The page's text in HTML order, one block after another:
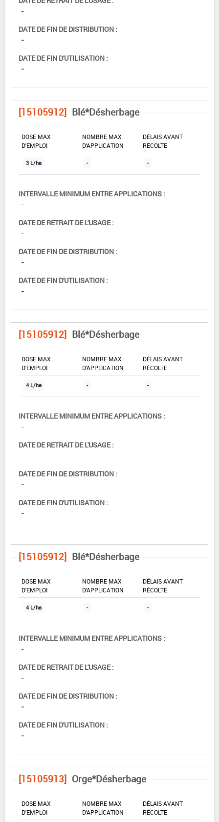
-
DATE DE FIN DE DISTRIBUTION :
-
DATE DE FIN D'UTILISATION :
-
[15105912] Blé*Désherbage
DOSE MAX
D'EMPLOI
NOMBRE MAX
D'APPLICATION
DÉLAIS AVANT
RÉCOLTE
3 L/ha - -
INTERVALLE MINIMUM ENTRE APPLICATIONS :
-
DATE DE RETRAIT DE L'USAGE :
-
DATE DE FIN DE DISTRIBUTION :
-
DATE DE FIN D'UTILISATION :
-
[15105912] Blé*Désherbage
DOSE MAX
D'EMPLOI
NOMBRE MAX
D'APPLICATION
DÉLAIS AVANT
RÉCOLTE
4 L/ha - -
INTERVALLE MINIMUM ENTRE APPLICATIONS :
-
DATE DE RETRAIT DE L'USAGE :
-
DATE DE FIN DE DISTRIBUTION :
-
DATE DE FIN D'UTILISATION :
-
[15105912] Blé*Désherbage
DOSE MAX
D'EMPLOI
NOMBRE MAX
D'APPLICATION
DÉLAIS AVANT
RÉCOLTE
4 L/ha - -
INTERVALLE MINIMUM ENTRE APPLICATIONS :
-
DATE DE RETRAIT DE L'USAGE :
-
DATE DE FIN DE DISTRIBUTION :
-
DATE DE FIN D'UTILISATION :
-
[15105913] Orge*Désherbage
DOSE MAX
D'EMPLOI
NOMBRE MAX
D'APPLICATION
DÉLAIS AVANT
RÉCOLTE